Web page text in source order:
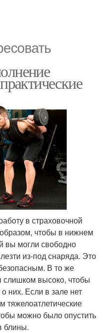
в страховочной
чтобы в нижнем
вы могли свободно
из-под снаряда. Это
В то же
слишком высоко, чтобы
них. Если в зале нет
тяжелоатлетические
можно было опустить
блины.